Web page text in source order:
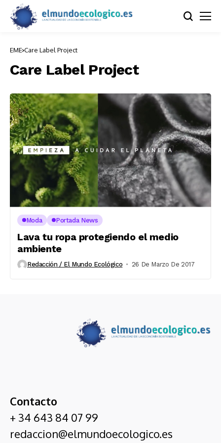
EME Care Label Project
Care Label Project
Moda Portada News
Lava tu ropa protegiendo el medio
ambiente
Redacción / El Mundo Ecológico 26 De Marzo De 2017
Contacto
+ 34 643 84 07 99
redaccion@elmundoecologico.es